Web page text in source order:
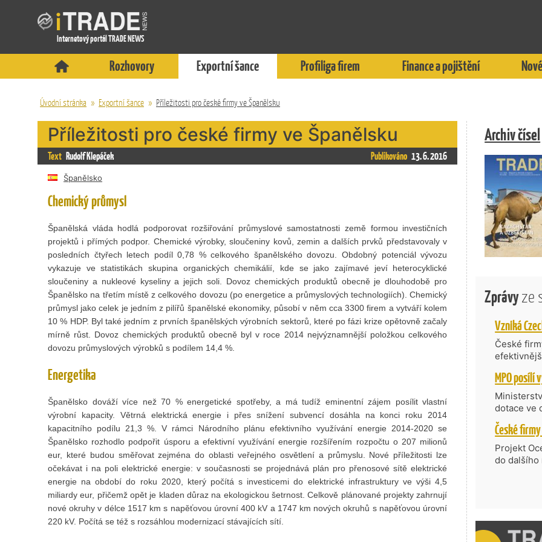
Internetový portál TRADE NEWS
Rozhovory Exportní šance Profiliga firem Finance a pojištění
Úvodní stránka » Exportní šance » Příležitosti pro české firmy ve Španělsku
Příležitosti pro české firmy ve Španělsku
Text Rudolf Klepáček Publikováno 13. 6. 2016
Španělsko
Chemický průmysl
Španělská vláda hodlá podporovat rozšiřování průmyslové samostatnosti země formou investičních
projektů i přímých podpor. Chemické výrobky, sloučeniny kovů, zemin a dalších prvků představovaly v
posledních čtyřech letech podíl 0,78 % celkového španělského dovozu. Obdobný potenciál vývozu
vykazuje ve statistikách skupina organických chemikálií, kde se jako zajímavé jeví heterocyklické
sloučeniny a nukleové kyseliny a jejich soli. Dovoz chemických produktů obecně je dlouhodobě pro
Španělsko na třetím místě z celkového dovozu (po energetice a průmyslových technologiích). Chemický
průmysl jako celek je jedním z pilířů španělské ekonomiky, působí v něm cca 3300 firem a vytváří kolem
10 % HDP. Byl také jedním z prvních španělských výrobních sektorů, které po fázi krize opětovně začaly
mírně růst. Dovoz chemických produktů obecně byl v roce 2014 nejvýznamnější položkou celkového
dovozu průmyslových výrobků s podílem 14,4 %.
Energetika
Španělsko dováží více než 70 % energetické spotřeby, a má tudíž eminentní zájem posílit vlastní
výrobní kapacity. Větrná elektrická energie i přes snížení subvencí dosáhla na konci roku 2014
kapacitního podílu 21,3 %. V rámci Národního plánu efektivního využívání energie 2014-2020 se
Španělsko rozhodlo podpořit úsporu a efektivní využívání energie rozšířením rozpočtu o 207 milionů
eur, které budou směřovat zejména do oblasti veřejného osvětlení a průmyslu. Nové příležitosti lze
očekávat i na poli elektrické energie: v současnosti se projednává plán pro přenosové sítě elektrické
energie na období do roku 2020, který počítá s investicemi do elektrické infrastruktury ve výši 4,5
miliardy eur, přičemž opět je kladen důraz na ekologickou šetrnost. Celkově plánované projekty zahrnují
nové okruhy v délce 1517 km s napěťovou úrovní 400 kV a 1747 km nových okruhů s napěťovou úrovní
220 kV. Počítá se též s rozsáhlou modernizací stávajících sítí.
Archiv čísel
Zprávyze
České
nabídne
zahraniční
dotace ve
Transfer,
Částkou
umělé
do
Projekt
do dalšího
prosazují
nejen
příběh.